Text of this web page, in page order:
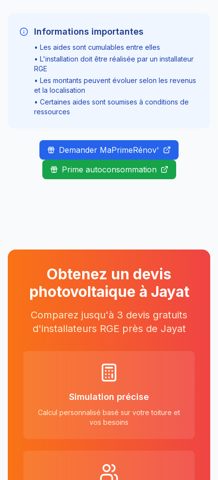
Informations importantes
• Les aides sont cumulables entre elles
• L'installation doit être réalisée par un installateur
RGE
• Les montants peuvent évoluer selon les revenus
et la localisation
• Certaines aides sont soumises à conditions de
ressources
Demander MaPrimeRénov'
Prime autoconsommation
Obtenez un devis
photovoltaique à Jayat
Comparez jusqu'à 3 devis gratuits
d'installateurs RGE près de Jayat
Simulation précise
Calcul personnalisé basé sur votre toiture et
vos besoins